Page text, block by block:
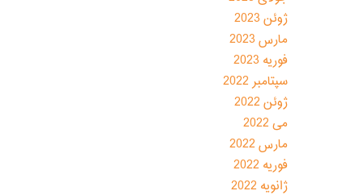
ژوئن 2023
مارس 2023
فوریه 2023
سپتامبر 2022
ژوئن 2022
می 2022
مارس 2022
فوریه 2022
ژانویه 2022